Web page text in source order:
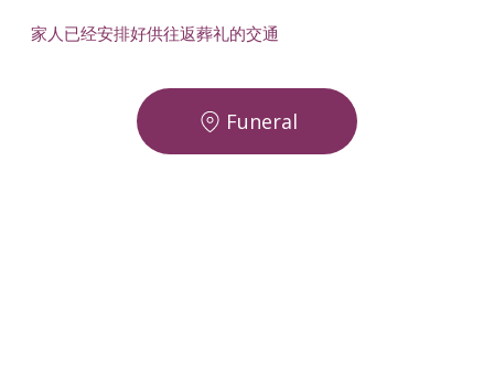
家人已经安排好供往返葬礼的交通
Funeral